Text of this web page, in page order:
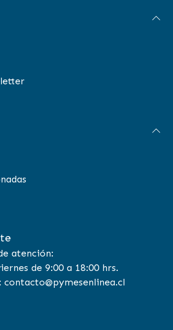
atención:
de 9:00 a 18:00 hrs.
contacto@pymesenlinea.cl